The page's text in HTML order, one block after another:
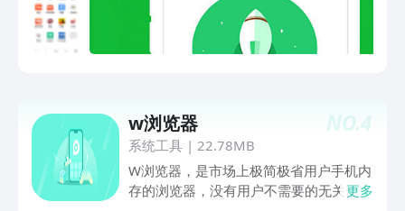
NO.4
w浏览器
系统工具| 22.78MB
W浏览器，是市场上极简极省用户手机内
存的浏览器，没有用户不需要的无关信更多